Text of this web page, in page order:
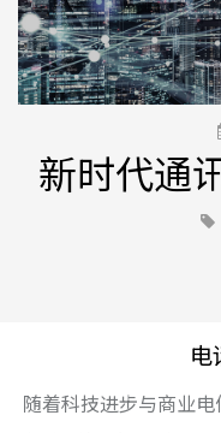
新时代通
电
随着科技进步与商业